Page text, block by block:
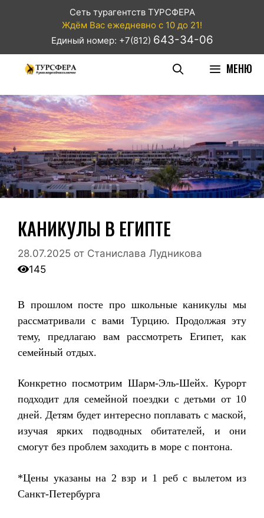
Сеть турагентств ТУРСФЕРА
Ждём Вас ежедневно с 10 до 21!
Единый номер: +7(812) 643-34-06
МЕНЮ
КАНИКУЛЫ В ЕГИПТЕ
28.07.2025 от Станислава Лудникова
145
В прошлом посте про школьные каникулы мы
рассматривали с вами Турцию. Продолжая эту
тему, предлагаю вам рассмотреть Египет, как
семейный отдых.
Конкретно посмотрим Шарм-Эль-Шейх. Курорт
подходит для семейной поездки с детьми от 10
дней. Детям будет интересно поплавать с маской,
изучая ярких подводных обитателей, и они
смогут без проблем заходить в море с понтона.
*Цены указаны на 2 взр и 1 реб с вылетом из
Санкт-Петербурга